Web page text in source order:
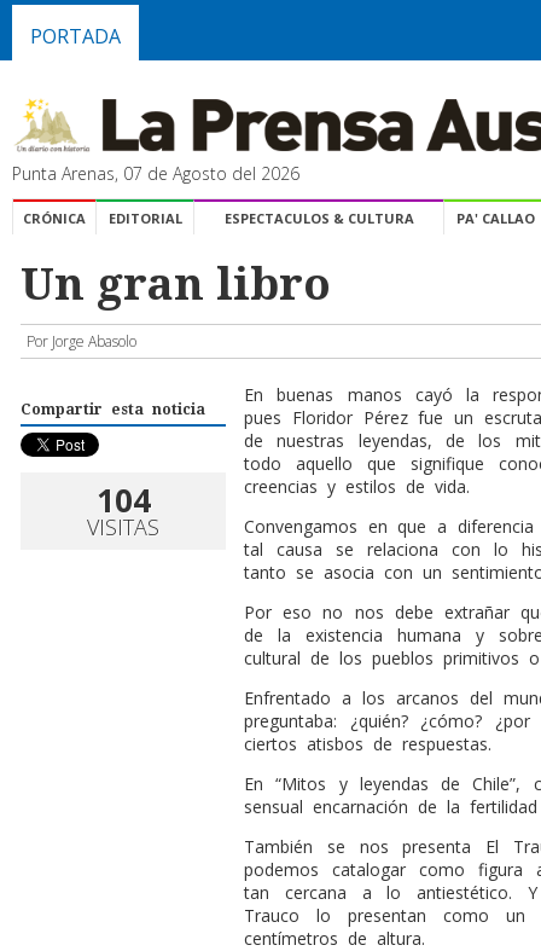
PORTADA
Punta Arenas, 07 de Agosto del 2026
CRÓNICA EDITORIAL ESPECTACULOS & CULTURA PA' CALLAO
Un gran libro
Por Jorge Abasolo
Compartir esta noticia
104
VISITAS
En buenas manos cayó la
pues Floridor Pérez fue un
de nuestras leyendas, de los
todo aquello que signifique
creencias y estilos de vida.
Convengamos en que a
tal causa se relaciona con lo
tanto se asocia con un
Por eso no nos debe extrañar
de la existencia humana y
cultural de los pueblos primitivos
Enfrentado a los arcanos del
preguntaba: ¿quién? ¿cómo?
ciertos atisbos de respuestas.
En “Mitos y leyendas de Chile”,
sensual encarnación de la
También se nos presenta El
podemos catalogar como figura
tan cercana a lo antiestético.
Trauco lo presentan como
centímetros de altura.